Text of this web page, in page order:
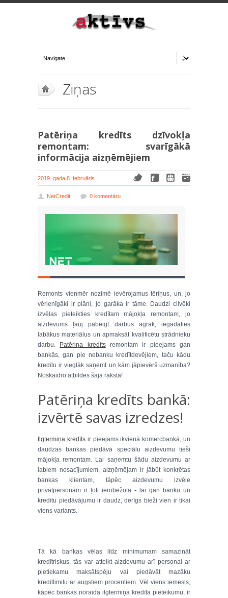
Ziņas
Patēriņa kredīts dzīvokļa
remontam: svarīgākā
informācija aizņēmējiem
2019. gada 8. februāris
NetCredit 0 komentāru
Remonts vienmēr nozīmē ievērojamus tēriņus, un, jo
vērienīgāki ir plāni, jo garāka ir tāme. Daudzi cilvēki
izvēlas pieteikties kredītam mājokļa remontam, jo
aizdevums ļauj pabeigt darbus agrāk, iegādāties
labākus materiālus un apmaksāt kvalificētu strādnieku
darbu.
Patēriņa kredītsremontam ir pieejams gan
bankās, gan pie nebanku kredītdevējiem, taču kādu
kredītu ir vieglāk saņemt un kām jāpievērš uzmanība?
Noskaidro atbildes šajā rakstā!
Patēriņa kredīts bankā:
izvērtē savas izredzes!
Ilgtermiņa kredītsir pieejams ikvienā komercbankā, un
daudzas bankas piedāvā speciālu aizdevumu tieši
mājokļa remontam. Lai saņemtu šādu aizdevumu ar
labiem nosacījumiem, aizņēmējam ir jābūt konkrētas
bankas klientam, tāpēc aizdevumu izvēle
privātpersonām ir ļoti ierobežota - lai gan banku un
kredītu piedāvājumu ir daudz, derīgs bieži vien ir tikai
viens variants.
Tā kā bankas vēlas līdz minimumam samazināt
kredītriskus, tās var atteikt aizdevumu arī personai ar
pietiekamu maksātspēju vai piedāvāt mazāku
kredītlimitu ar augstiem procentiem. Vēl viens iemesls,
kāpēc bankas noraida ilgtermiņa kredīta pieteikumu, ir